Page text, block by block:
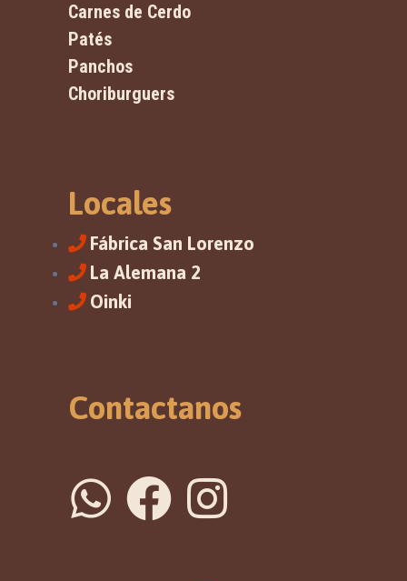
Carnes de Cerdo
Patés
Panchos
Choriburguers
Locales
Fábrica San Lorenzo
La Alemana 2
Oinki
Contactanos